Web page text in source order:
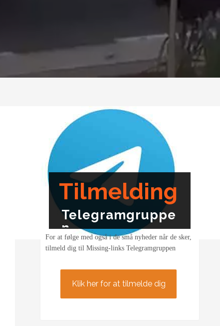
Tilmelding
Telegramgruppe
n
For at følge med også i de små nyheder når de sker,
tilmeld dig til Missing-links Telegramgruppen
Klik her for at tilmelde dig